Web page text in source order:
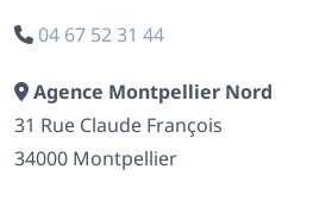
04 67 52 31 44
Agence Montpellier Nord
31 Rue Claude François
34000 Montpellier